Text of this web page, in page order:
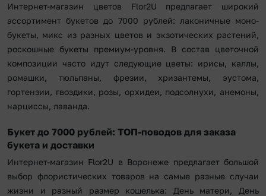
Интернет-магазин цветов Flor2U предлагает широкий
ассортимент букетов до 7000 рублей: лаконичные моно-
букеты, микс из разных цветов и экзотических растений,
роскошные букеты премиум-уровня. В состав цветочной
композиции часто идут следующие цветы: ирисы, каллы,
ромашки, тюльпаны, фрезии, хризантемы, эустома,
гортензии, гвоздики, розы, орхидеи, подсолнухи, анемоны,
нарциссы, лаванда.
Букет до 7000 рублей: ТОП-поводов для заказа
букета и доставки
Интернет-магазин Flor2U в Воронеже предлагает большой
выбор флористических товаров на самые разные случаи
жизни и разный размер кошелька: День матери, День